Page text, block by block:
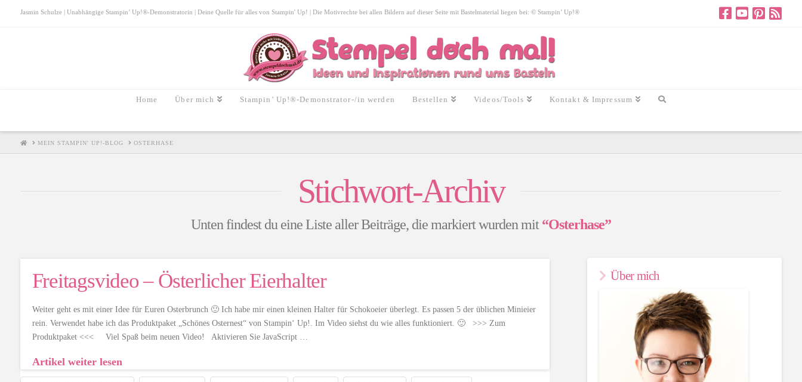
Jasmin Schulze | Unabhängige Stampin’ Up!®-Demonstratorin | Deine Quelle für alles von Stampin' Up! | Die Motivrechte bei allen Bildern auf dieser Seite mit Bastelmaterial liegen bei: © Stampin’ Up!®
Home Über mich Stampin’ Up!®-Demonstrator-/in werden Bestellen Videos/Tools Kontakt & Impressum
HOMEMEIN STAMPIN' UP!-BLOG OSTERHASE
Stichwort-Archiv
Unten findest du eine Liste aller Beiträge, die markiert wurden mit“Osterhase”
Freitagsvideo – Österlicher Eierhalter
Weiter geht es mit einer Idee für Euren Osterbrunch 🙂 Ich habe mir einen kleinen Halter für Schokoeier überlegt. Es passen 5 der üblichen Minieier
rein. Verwendet habe ich das Produktpaket „Schönes Osternest“ von Stampin‘ Up!. Im Video siehst du wie alles funktioniert. 🙂 >>> Zum
Produktpaket <<< Viel Spaß beim neuen Video! Aktivieren Sie JavaScript …
Artikel weiter lesen
Über mich